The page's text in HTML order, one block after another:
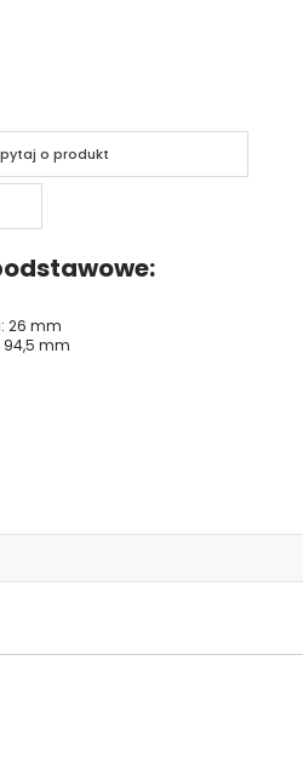
26 mm
94,5 mm
o produkt